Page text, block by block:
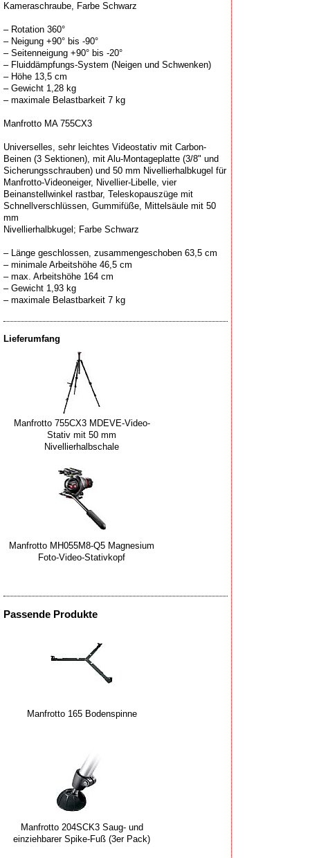
Kameraschraube, Farbe Schwarz
– Rotation 360°
– Neigung +90° bis -90°
– Seitenneigung +90° bis -20°
– Fluiddämpfungs-System (Neigen und Schwenken)
– Höhe 13,5 cm
– Gewicht 1,28 kg
– maximale Belastbarkeit 7 kg
Manfrotto MA 755CX3
Universelles, sehr leichtes Videostativ mit Carbon-
Beinen (3 Sektionen), mit Alu-Montageplatte (3/8" und
Sicherungsschrauben) und 50 mm Nivellierhalbkugel für
Manfrotto-Videoneiger, Nivellier-Libelle, vier
Beinanstellwinkel rastbar, Teleskopauszüge mit
Schnellverschlüssen, Gummifüße, Mittelsäule mit 50
mm
Nivellierhalbkugel; Farbe Schwarz
– Länge geschlossen, zusammengeschoben 63,5 cm
– minimale Arbeitshöhe 46,5 cm
– max. Arbeitshöhe 164 cm
– Gewicht 1,93 kg
Lieferumfang
Manfrotto 755CX3 MDEVE-Video-
Stativ mit 50 mm
Nivellierhalbschale
Manfrotto MH055M8-Q5 Magnesium
Foto-Video-Stativkopf
Passende Produkte
Manfrotto 165 Bodenspinne
Manfrotto 204SCK3 Saug- und
einziehbarer Spike-Fuß (3er Pack)